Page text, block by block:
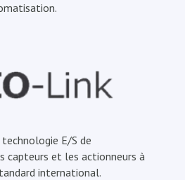
E/S de
capteurs et les actionneurs à
international.